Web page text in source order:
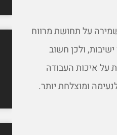
על תחושת מרווח
ולכן חשוב
על איכות העבודה
ומוצלחת יותר.